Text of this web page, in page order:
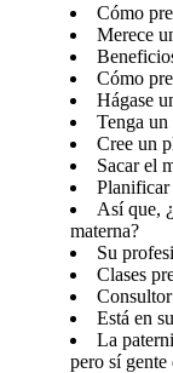
Cómo
Merece
Cómo
Hágase
Tenga
Cree un
Sacar el
Planificar
Así que,
materna?
Su
Clases
Está en
La
pero sí